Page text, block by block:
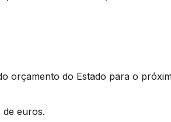
orçamento do Estado para o
de euros.